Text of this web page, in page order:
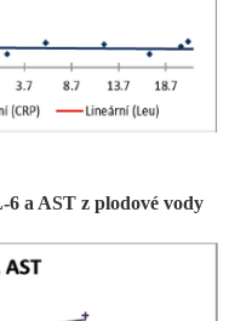
a AST z plodové vody